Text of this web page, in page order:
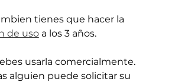
tienes que hacer la
de uso a los 3 años.
usarla comercialmente.
alguien puede solicitar su